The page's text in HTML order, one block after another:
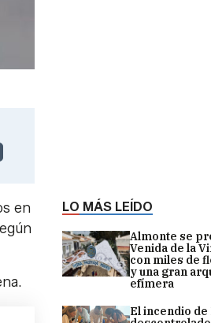
LO MÁS LEÍDO
Almonte se
Venida de la
con miles de
y una gran
efímera
El incendio
en